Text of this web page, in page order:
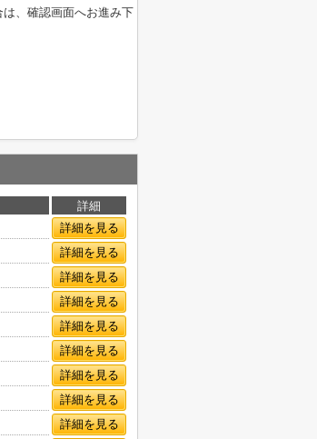
、確認画面へお進み下
詳細
詳細を見る
詳細を見る
詳細を見る
詳細を見る
詳細を見る
詳細を見る
詳細を見る
詳細を見る
詳細を見る